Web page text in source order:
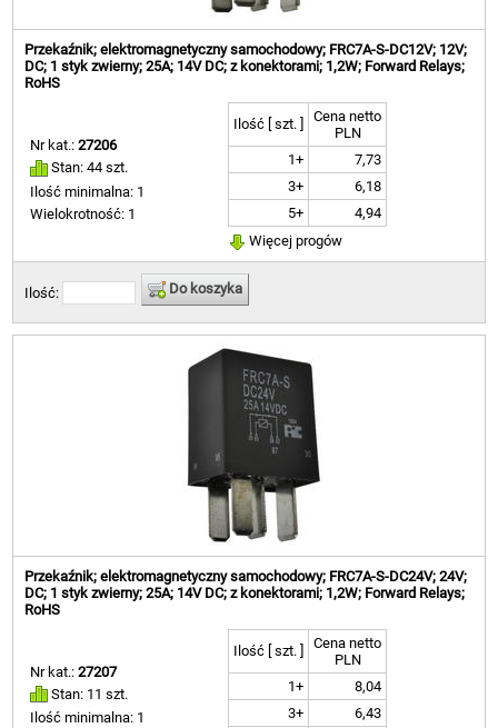
Przekaźnik; elektromagnetyczny samochodowy; FRC7A-S-DC12V; 12V;
DC; 1 styk zwierny; 25A; 14V DC; z konektorami; 1,2W; Forward Relays;
RoHS
Nr kat.:27206
Stan: 44 szt.
Ilość minimalna: 1
Wielokrotność: 1
Ilość [ szt. ]
Cena netto
PLN
1+
7,73
3+
6,18
5+
4,94
Więcej progów
Ilość: Do koszyka
Przekaźnik; elektromagnetyczny samochodowy; FRC7A-S-DC24V; 24V;
DC; 1 styk zwierny; 25A; 14V DC; z konektorami; 1,2W; Forward Relays;
RoHS
Nr kat.:27207
Stan: 11 szt.
Ilość minimalna: 1
Ilość [ szt. ]
Cena netto
PLN
1+
8,04
3+
6,43